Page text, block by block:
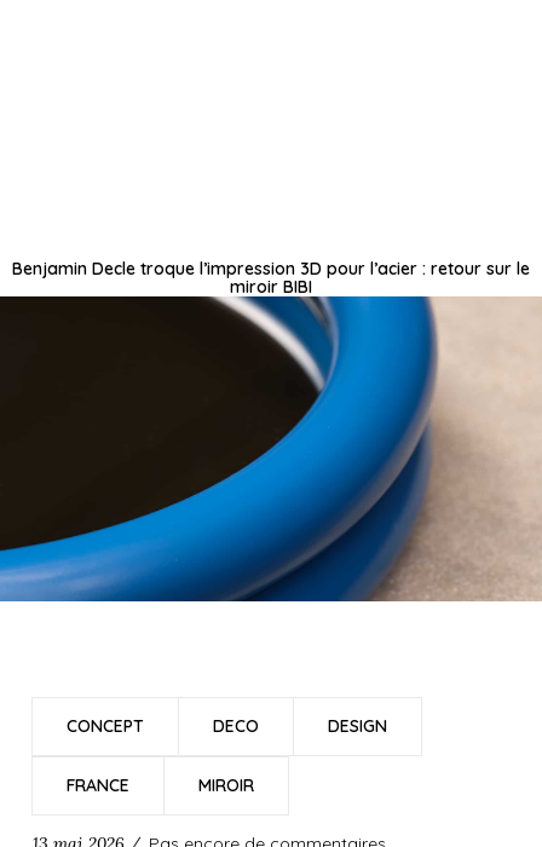
Benjamin Decle troque l’impression 3D pour l’acier : retour sur le
miroir BIBI
CONCEPT DECO DESIGN
FRANCE MIROIR